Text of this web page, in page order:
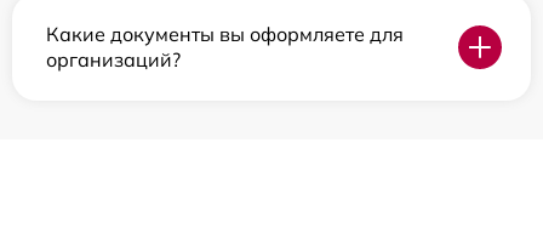
Какие документы вы оформляете для
организаций?